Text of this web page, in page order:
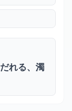
れる、濁